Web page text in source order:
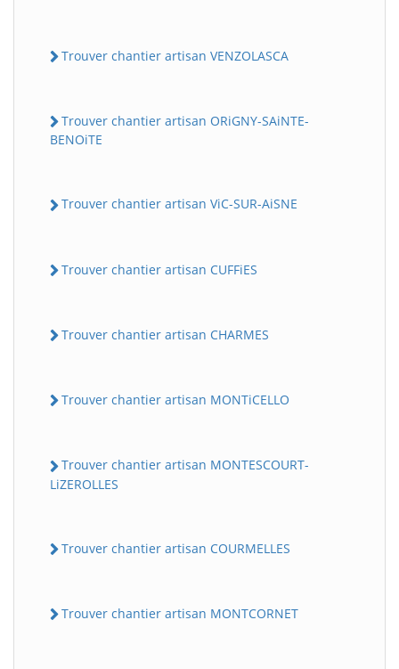
Trouver chantier artisan VENZOLASCA
Trouver chantier artisan ORiGNY-SAiNTE-
BENOiTE
Trouver chantier artisan ViC-SUR-AiSNE
Trouver chantier artisan CUFFiES
Trouver chantier artisan CHARMES
Trouver chantier artisan MONTiCELLO
Trouver chantier artisan MONTESCOURT-
LiZEROLLES
Trouver chantier artisan COURMELLES
Trouver chantier artisan MONTCORNET